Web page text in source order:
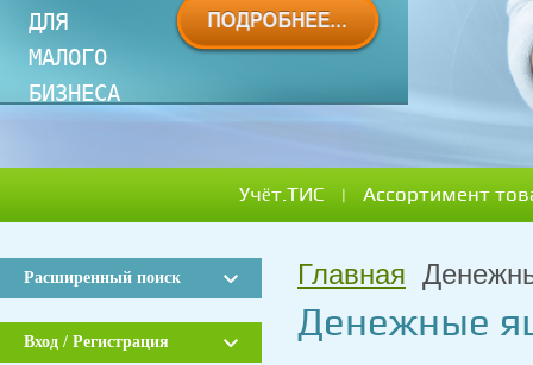
ДЛЯ
МАЛОГО
БИЗНЕСА
Учёт.ТИС Ассортимент
Главная
Денежные
Расширенный поиск
Вход / Регистрация